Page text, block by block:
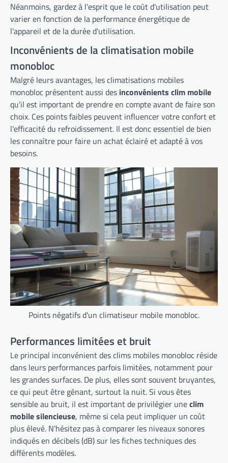
Néanmoins, gardez à l'esprit que le coût d'utilisation peut
varier en fonction de la performance énergétique de
l'appareil et de la durée d'utilisation.
Inconvénients de la climatisation mobile
monobloc
Malgré leurs avantages, les climatisations mobiles
monobloc présentent aussi des inconvénients clim mobile
qu'il est important de prendre en compte avant de faire son
choix. Ces points faibles peuvent influencer votre confort et
l'efficacité du refroidissement. Il est donc essentiel de bien
les connaître pour faire un achat éclairé et adapté à vos
besoins.
Points négatifs d'un climatiseur mobile monobloc.
Performances limitées et bruit
Le principal inconvénient des clims mobiles monobloc réside
dans leurs performances parfois limitées, notamment pour
les grandes surfaces. De plus, elles sont souvent bruyantes,
ce qui peut être gênant, surtout la nuit. Si vous êtes
sensible au bruit, il est important de privilégier uneclim
mobile silencieuse, même si cela peut impliquer un coût
plus élevé. N'hésitez pas à comparer les niveaux sonores
indiqués en décibels (dB) sur les fiches techniques des
différents modèles.